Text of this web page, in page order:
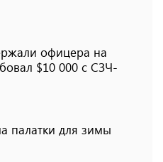
офицера на
$10 000 с СЗЧ-
палатки для зимы